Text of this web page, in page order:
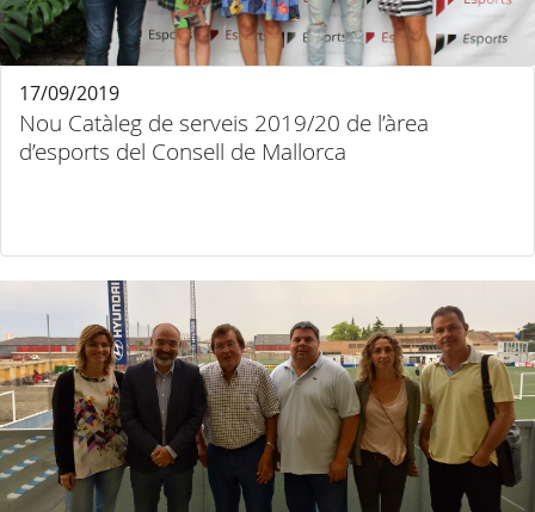
Nou Catàleg de serveis 2019/20 de l’àrea
d’esports del Consell de Mallorca
17/09/2019